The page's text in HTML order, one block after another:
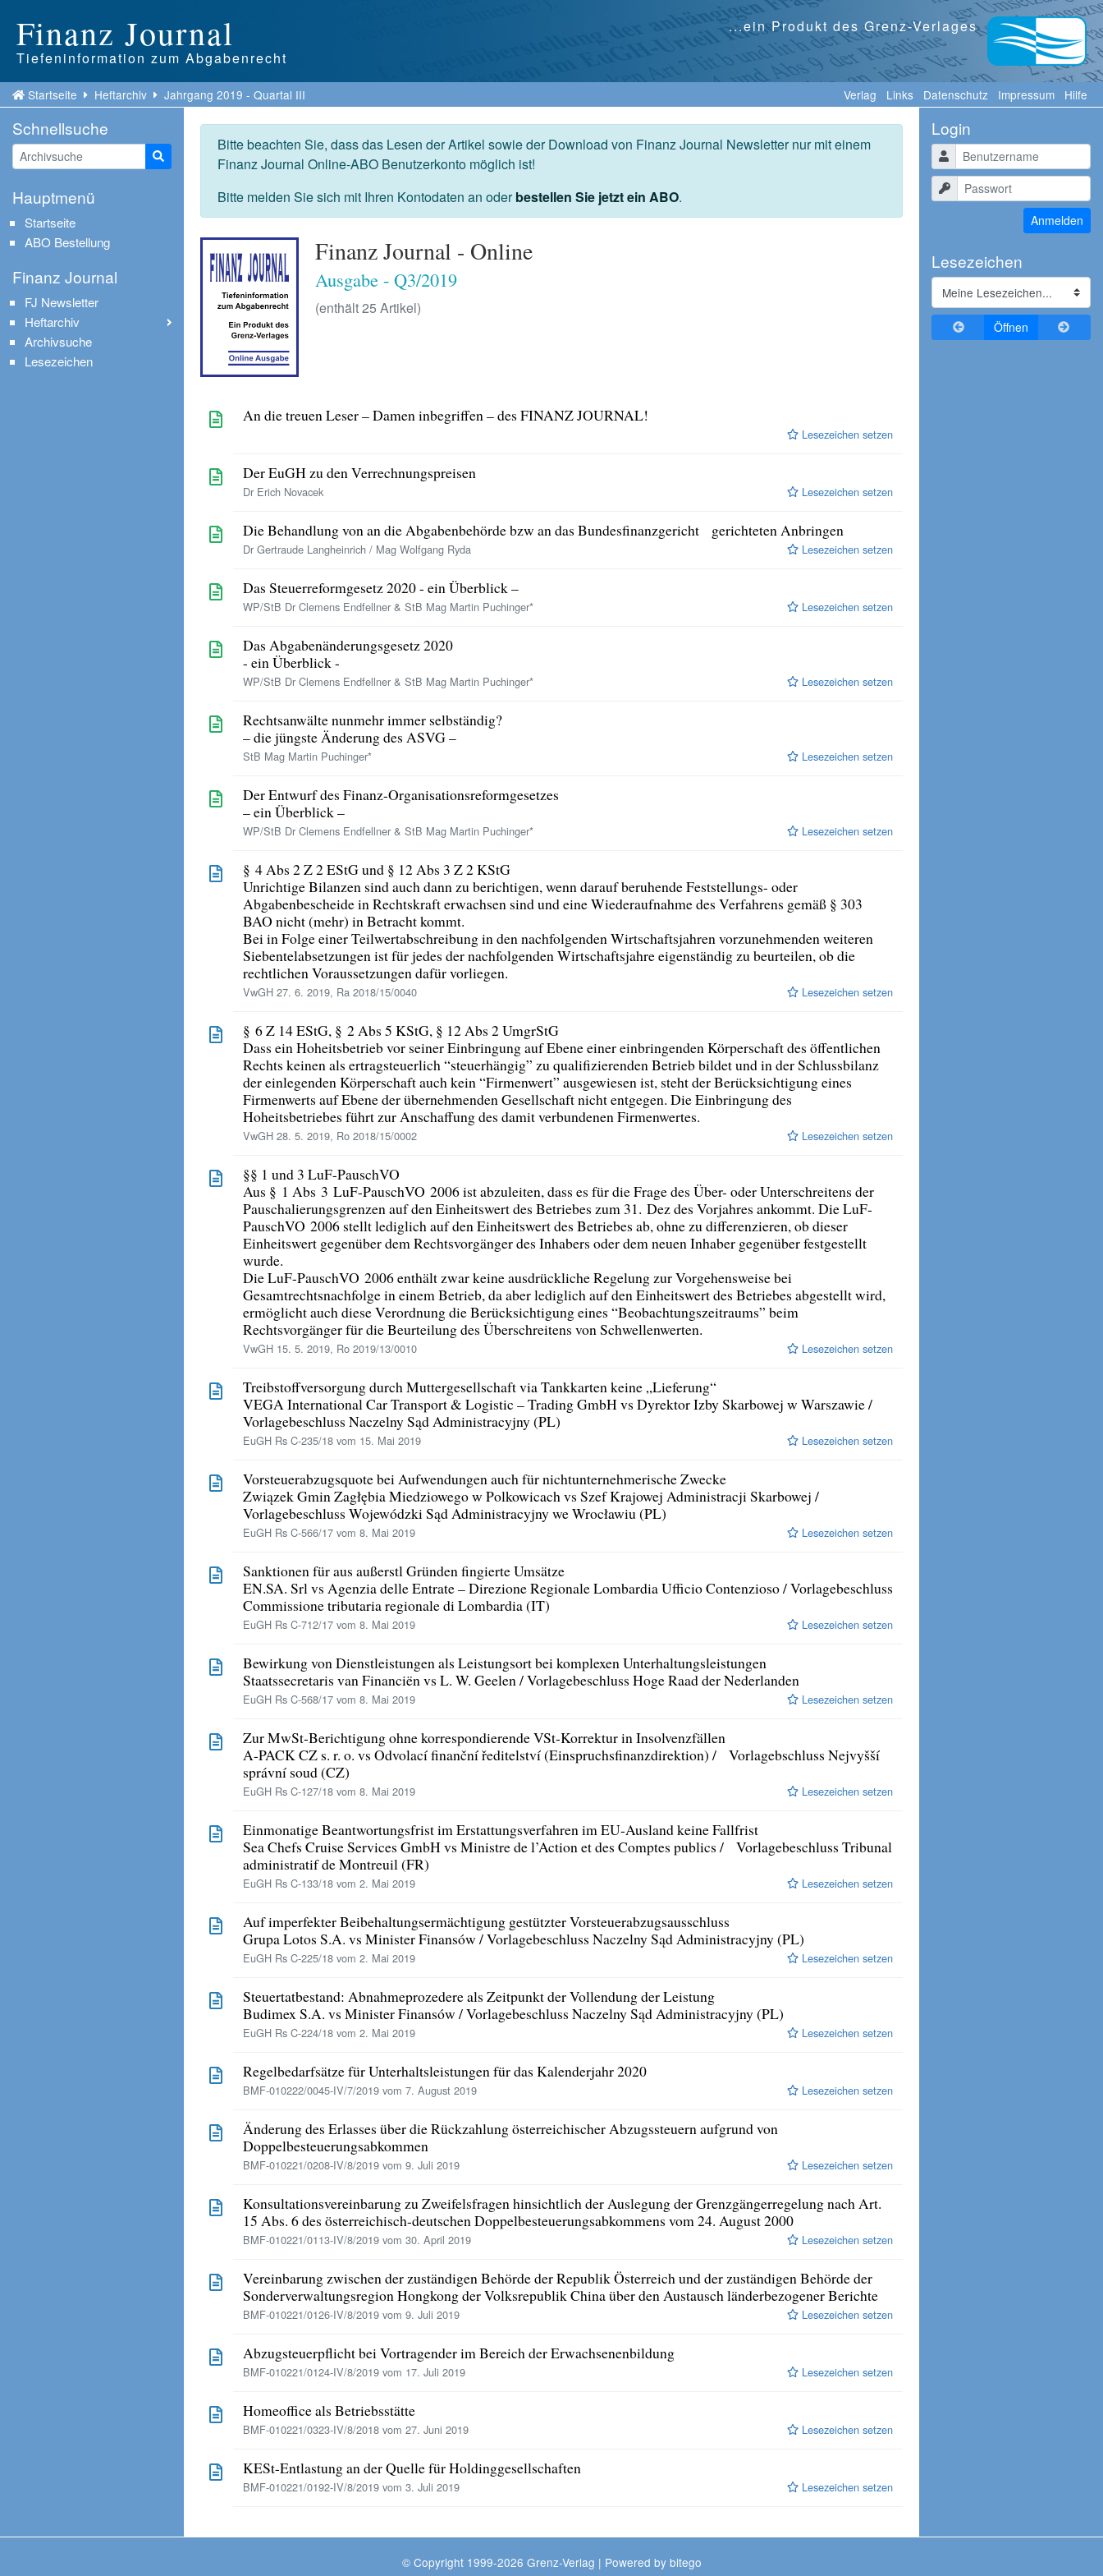
Finanz Journal
Tiefeninformation zum Abgabenrecht
...ein Produkt des Grenz-Verlages
Startseite Heftarchiv Jahrgang 2019 - Quartal III Verlag Links Datenschutz Impressum Hilfe
Bitte beachten Sie, dass das Lesen der Artikel sowie der Download von Finanz Journal Newsletter nur mit einem
Finanz Journal Online-ABO Benutzerkonto möglich ist!
Bitte melden Sie sich mit Ihren Kontodaten an oderbestellen Sie jetzt ein ABO.
Finanz Journal - Online
Ausgabe - Q3/2019
(enthält 25 Artikel)
An die treuen Leser – Damen inbegriffen – des FINANZ JOURNAL!
Lesezeichen setzen
Der EuGH zu den Verrechnungspreisen
Dr Erich Novacek Lesezeichen setzen
Die Behandlung von an die Abgabenbehörde bzw an das Bundesfinanzgericht gerichteten Anbringen
Dr Gertraude Langheinrich / Mag Wolfgang Ryda Lesezeichen setzen
Das Steuerreformgesetz 2020 - ein Überblick –
WP/StB Dr Clemens Endfellner & StB Mag Martin Puchinger* Lesezeichen setzen
Das Abgabenänderungsgesetz 2020
- ein Überblick -
WP/StB Dr Clemens Endfellner & StB Mag Martin Puchinger* Lesezeichen setzen
Rechtsanwälte nunmehr immer selbständig?
– die jüngste Änderung des ASVG –
StB Mag Martin Puchinger* Lesezeichen setzen
Der Entwurf des Finanz-Organisationsreformgesetzes
– ein Überblick –
WP/StB Dr Clemens Endfellner & StB Mag Martin Puchinger* Lesezeichen setzen
§ 4 Abs 2 Z 2 EStG und § 12 Abs 3 Z 2 KStG
Unrichtige Bilanzen sind auch dann zu berichtigen, wenn darauf beruhende Feststellungs- oder
Abgabenbescheide in Rechtskraft erwachsen sind und eine Wiederaufnahme des Verfahrens gemäß § 303
BAO nicht (mehr) in Betracht kommt.
Bei in Folge einer Teilwertabschreibung in den nachfolgenden Wirtschaftsjahren vorzunehmenden weiteren
Siebentelabsetzungen ist für jedes der nachfolgenden Wirtschaftsjahre eigenständig zu beurteilen, ob die
rechtlichen Voraussetzungen dafür vorliegen.
VwGH 27. 6. 2019, Ra 2018/15/0040 Lesezeichen setzen
§ 6 Z 14 EStG, § 2 Abs 5 KStG, § 12 Abs 2 UmgrStG
Dass ein Hoheitsbetrieb vor seiner Einbringung auf Ebene einer einbringenden Körperschaft des öffentlichen
Rechts keinen als ertragsteuerlich “steuerhängig” zu qualifizierenden Betrieb bildet und in der Schlussbilanz
der einlegenden Körperschaft auch kein “Firmenwert” ausgewiesen ist, steht der Berücksichtigung eines
Firmenwerts auf Ebene der übernehmenden Gesellschaft nicht entgegen. Die Einbringung des
Hoheitsbetriebes führt zur Anschaffung des damit verbundenen Firmenwertes.
VwGH 28. 5. 2019, Ro 2018/15/0002 Lesezeichen setzen
§§ 1 und 3 LuF-PauschVO
Aus § 1 Abs 3 LuF-PauschVO 2006 ist abzuleiten, dass es für die Frage des Über- oder Unterschreitens der
Pauschalierungsgrenzen auf den Einheitswert des Betriebes zum 31. Dez des Vorjahres ankommt. Die LuF-
PauschVO 2006 stellt lediglich auf den Einheitswert des Betriebes ab, ohne zu differenzieren, ob dieser
Einheitswert gegenüber dem Rechtsvorgänger des Inhabers oder dem neuen Inhaber gegenüber festgestellt
wurde.
Die LuF-PauschVO 2006 enthält zwar keine ausdrückliche Regelung zur Vorgehensweise bei
Gesamtrechtsnachfolge in einem Betrieb, da aber lediglich auf den Einheitswert des Betriebes abgestellt wird,
ermöglicht auch diese Verordnung die Berücksichtigung eines “Beobachtungszeitraums” beim
Rechtsvorgänger für die Beurteilung des Überschreitens von Schwellenwerten.
VwGH 15. 5. 2019, Ro 2019/13/0010 Lesezeichen setzen
Treibstoffversorgung durch Muttergesellschaft via Tankkarten keine „Lieferung“
VEGA International Car Transport & Logistic – Trading GmbH vs Dyrektor Izby Skarbowej w Warszawie /
Vorlagebeschluss Naczelny Sąd Administracyjny (PL)
EuGH Rs C-235/18 vom 15. Mai 2019 Lesezeichen setzen
Vorsteuerabzugsquote bei Aufwendungen auch für nichtunternehmerische Zwecke
Związek Gmin Zagłębia Miedziowego w Polkowicach vs Szef Krajowej Administracji Skarbowej /
Vorlagebeschluss Wojewódzki Sąd Administracyjny we Wrocławiu (PL)
EuGH Rs C-566/17 vom 8. Mai 2019 Lesezeichen setzen
Sanktionen für aus außerstl Gründen fingierte Umsätze
EN.SA. Srl vs Agenzia delle Entrate – Direzione Regionale Lombardia Ufficio Contenzioso / Vorlagebeschluss
Commissione tributaria regionale di Lombardia (IT)
EuGH Rs C-712/17 vom 8. Mai 2019 Lesezeichen setzen
Bewirkung von Dienstleistungen als Leistungsort bei komplexen Unterhaltungsleistungen
Staatssecretaris van Financiën vs L. W. Geelen / Vorlagebeschluss Hoge Raad der Nederlanden
EuGH Rs C-568/17 vom 8. Mai 2019 Lesezeichen setzen
Zur MwSt-Berichtigung ohne korrespondierende VSt-Korrektur in Insolvenzfällen
A-PACK CZ s. r. o. vs Odvolací finanční ředitelství (Einspruchsfinanzdirektion) / Vorlagebschluss Nejvyšší
správní soud (CZ)
EuGH Rs C-127/18 vom 8. Mai 2019 Lesezeichen setzen
Einmonatige Beantwortungsfrist im Erstattungsverfahren im EU-Ausland keine Fallfrist
Sea Chefs Cruise Services GmbH vs Ministre de l’Action et des Comptes publics / Vorlagebeschluss Tribunal
administratif de Montreuil (FR)
EuGH Rs C-133/18 vom 2. Mai 2019 Lesezeichen setzen
Auf imperfekter Beibehaltungsermächtigung gestützter Vorsteuerabzugsausschluss
Grupa Lotos S.A. vs Minister Finansów / Vorlagebeschluss Naczelny Sąd Administracyjny (PL)
EuGH Rs C-225/18 vom 2. Mai 2019 Lesezeichen setzen
Steuertatbestand: Abnahmeprozedere als Zeitpunkt der Vollendung der Leistung
Budimex S.A. vs Minister Finansów / Vorlagebeschluss Naczelny Sąd Administracyjny (PL)
EuGH Rs C-224/18 vom 2. Mai 2019 Lesezeichen setzen
Regelbedarfsätze für Unterhaltsleistungen für das Kalenderjahr 2020
BMF-010222/0045-IV/7/2019 vom 7. August 2019 Lesezeichen setzen
Änderung des Erlasses über die Rückzahlung österreichischer Abzugssteuern aufgrund von
Doppelbesteuerungsabkommen
BMF-010221/0208-IV/8/2019 vom 9. Juli 2019 Lesezeichen setzen
Konsultationsvereinbarung zu Zweifelsfragen hinsichtlich der Auslegung der Grenzgängerregelung nach Art.
15 Abs. 6 des österreichisch-deutschen Doppelbesteuerungsabkommens vom 24. August 2000
BMF-010221/0113-IV/8/2019 vom 30. April 2019 Lesezeichen setzen
Vereinbarung zwischen der zuständigen Behörde der Republik Österreich und der zuständigen Behörde der
Sonderverwaltungsregion Hongkong der Volksrepublik China über den Austausch länderbezogener Berichte
BMF-010221/0126-IV/8/2019 vom 9. Juli 2019 Lesezeichen setzen
Abzugsteuerpflicht bei Vortragender im Bereich der Erwachsenenbildung
BMF-010221/0124-IV/8/2019 vom 17. Juli 2019 Lesezeichen setzen
Homeoffice als Betriebsstätte
BMF-010221/0323-IV/8/2018 vom 27. Juni 2019 Lesezeichen setzen
KESt-Entlastung an der Quelle für Holdinggesellschaften
BMF-010221/0192-IV/8/2019 vom 3. Juli 2019 Lesezeichen setzen
Schnellsuche
Suche starten
Hauptmenü
Startseite
ABO Bestellung
Finanz Journal
FJ Newsletter
Heftarchiv
Archivsuche
Lesezeichen
Login
Benutzername
Passwort
Anmelden
Lesezeichen
Zurückblättern
Öffnen
© Copyright 1999-2026 Grenz-Verlag | Powered by bitego